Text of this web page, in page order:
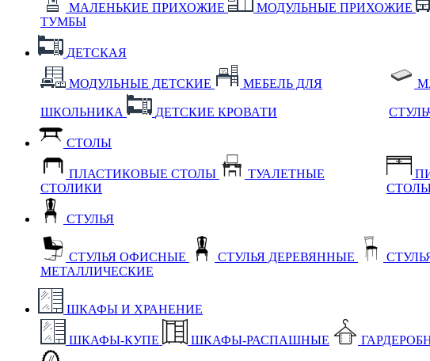
МАЛЕНЬКИЕ ПРИХОЖИЕ МОДУЛЬНЫЕ ПРИХОЖИЕ
ТУМБЫ
ДЕТСКАЯ
МОДУЛЬНЫЕ ДЕТСКИЕ МЕБЕЛЬ ДЛЯ
ШКОЛЬНИКА ДЕТСКИЕ КРОВАТИ
СТОЛЫ
ПЛАСТИКОВЫЕ СТОЛЫ
ТУАЛЕТНЫЕ
СТОЛИКИ
СТУЛЬЯ
СТУЛЬЯ ОФИСНЫЕ СТУЛЬЯ ДЕРЕВЯННЫЕ
МЕТАЛЛИЧЕСКИЕ
ШКАФЫ И ХРАНЕНИЕ
ШКАФЫ-КУПЕ ШКАФЫ-РАСПАШНЫЕ